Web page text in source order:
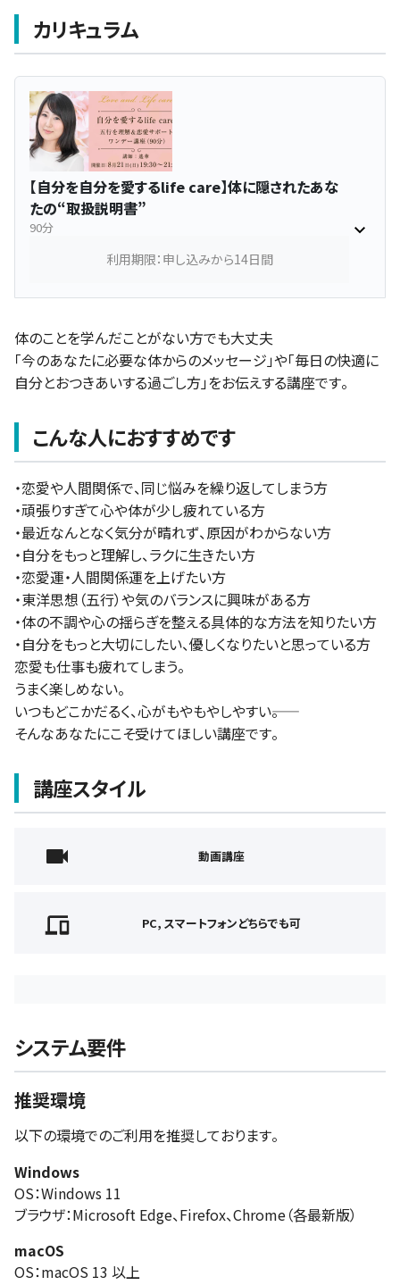
カリキュラム
【自分を自分を愛するlife care】体に隠されたあな
たの“取扱説明書”
90分
利用期限：申し込みから14日間
体のことを学んだことがない方でも大丈夫
「今のあなたに必要な体からのメッセージ」や「毎日の快適に
自分とおつきあいする過ごし方」をお伝えする講座です。
こんな人におすすめです
・恋愛や人間関係で、同じ悩みを繰り返してしまう方
・頑張りすぎて心や体が少し疲れている方
・最近なんとなく気分が晴れず、原因がわからない方
・自分をもっと理解し、ラクに生きたい方
・恋愛運・人間関係運を上げたい方
・東洋思想（五行）や気のバランスに興味がある方
・体の不調や心の揺らぎを整える具体的な方法を知りたい方
・自分をもっと大切にしたい、優しくなりたいと思っている方
恋愛も仕事も疲れてしまう。
うまく楽しめない。
いつもどこかだるく、心がもやもやしやすい――。
そんなあなたにこそ受けてほしい講座です。
講座スタイル
動画講座
PC, スマートフォンどちらでも可
システム要件
推奨環境
以下の環境でのご利用を推奨しております。
Windows
OS：Windows 11
ブラウザ：Microsoft Edge、Firefox、Chrome（各最新版）
macOS
OS：macOS 13 以上